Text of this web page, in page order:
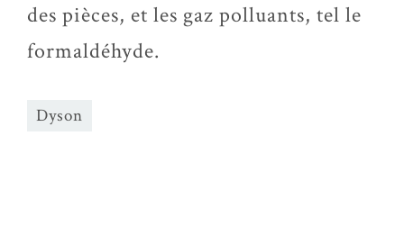
des pièces, et les gaz polluants, tel le
formaldéhyde.
Dyson